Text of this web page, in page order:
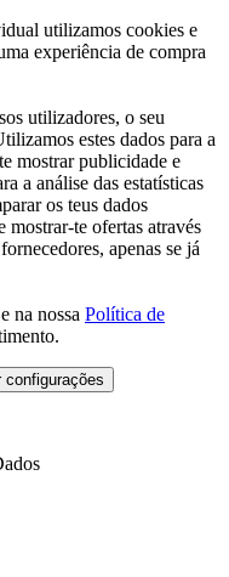
utilizamos cookies e
experiência de compra
utilizadores, o seu
estes dados para a
mostrar publicidade e
a análise das estatísticas
os teus dados
mostrar-te ofertas através
apenas se já
na nossa Política de
configurações